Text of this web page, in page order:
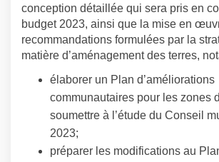
conception détaillée qui sera pris en
budget 2023, ainsi que la mise en
recommandations formulées par la
matière d’aménagement des terres,
élaborer un Plan d’améliorations
communautaires pour les zones
soumettre à l’étude du Conseil
2023;
préparer les modifications au